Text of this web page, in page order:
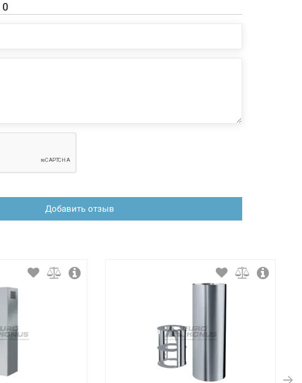
0
Добавить отзыв